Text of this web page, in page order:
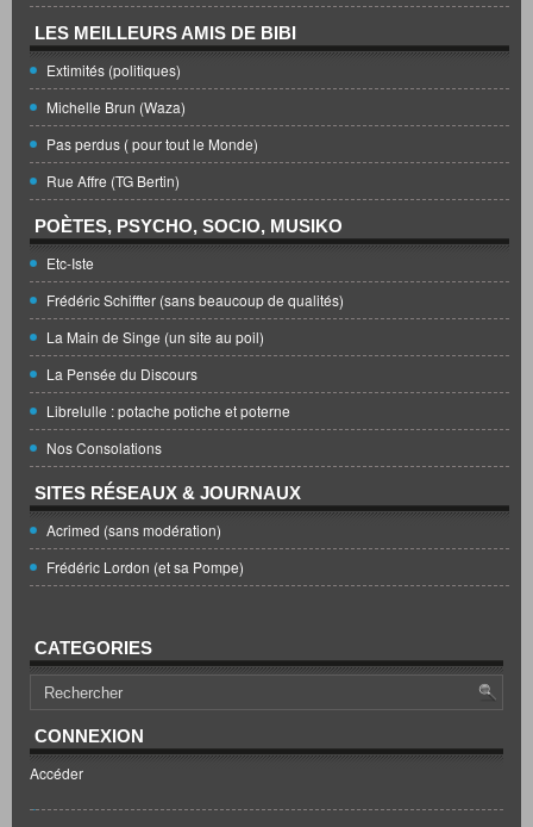
LES MEILLEURS AMIS DE BIBI
Extimités (politiques)
Michelle Brun (Waza)
Pas perdus ( pour tout le Monde)
Rue Affre (TG Bertin)
POÈTES, PSYCHO, SOCIO, MUSIKO
Etc-Iste
Frédéric Schiffter (sans beaucoup de qualités)
La Main de Singe (un site au poil)
La Pensée du Discours
Librelulle : potache potiche et poterne
Nos Consolations
SITES RÉSEAUX & JOURNAUX
Acrimed (sans modération)
Frédéric Lordon (et sa Pompe)
CATEGORIES
CONNEXION
Accéder